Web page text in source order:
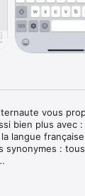
vous
bien plus avec :
langue
synonymes :